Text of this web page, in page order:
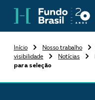
Início Nosso trabalho
visibilidade
Notícias
para seleção